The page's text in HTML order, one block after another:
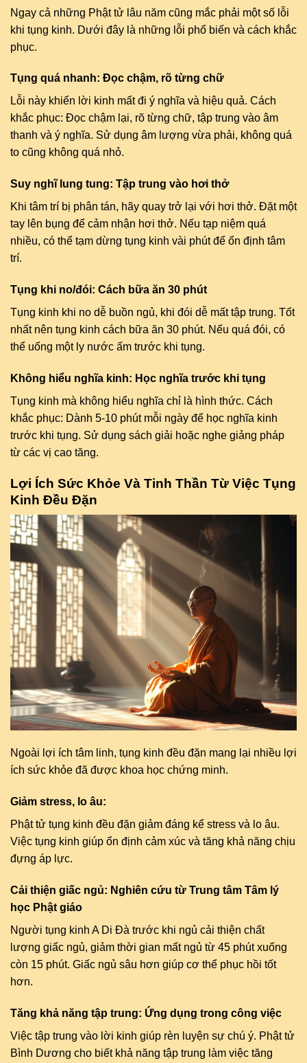
Ngay cả những Phật tử lâu năm cũng mắc phải một số lỗi
khi tụng kinh. Dưới đây là những lỗi phổ biến và cách khắc
phục.
Tụng quá nhanh: Đọc chậm, rõ từng chữ
Lỗi này khiến lời kinh mất đi ý nghĩa và hiệu quả. Cách
khắc phục: Đọc chậm lại, rõ từng chữ, tập trung vào âm
thanh và ý nghĩa. Sử dụng âm lượng vừa phải, không quá
to cũng không quá nhỏ.
Suy nghĩ lung tung: Tập trung vào hơi thở
Khi tâm trí bị phân tán, hãy quay trở lại với hơi thở. Đặt một
tay lên bụng để cảm nhận hơi thở. Nếu tạp niệm quá
nhiều, có thể tạm dừng tụng kinh vài phút để ổn định tâm
trí.
Tụng khi no/đói: Cách bữa ăn 30 phút
Tụng kinh khi no dễ buồn ngủ, khi đói dễ mất tập trung. Tốt
nhất nên tụng kinh cách bữa ăn 30 phút. Nếu quá đói, có
thể uống một ly nước ấm trước khi tụng.
Không hiểu nghĩa kinh: Học nghĩa trước khi tụng
Tụng kinh mà không hiểu nghĩa chỉ là hình thức. Cách
khắc phục: Dành 5-10 phút mỗi ngày để học nghĩa kinh
trước khi tụng. Sử dụng sách giải hoặc nghe giảng pháp
từ các vị cao tăng.
Lợi Ích Sức Khỏe Và Tinh Thần Từ Việc Tụng
Kinh Đều Đặn
Ngoài lợi ích tâm linh, tụng kinh đều đặn mang lại nhiều lợi
ích sức khỏe đã được khoa học chứng minh.
Giảm stress, lo âu:
Phật tử tụng kinh đều đặn giảm đáng kể stress và lo âu.
Việc tụng kinh giúp ổn định cảm xúc và tăng khả năng chịu
đựng áp lực.
Cải thiện giấc ngủ: Nghiên cứu từ Trung tâm Tâm lý
học Phật giáo
Người tụng kinh A Di Đà trước khi ngủ cải thiện chất
lượng giấc ngủ, giảm thời gian mất ngủ từ 45 phút xuống
còn 15 phút. Giấc ngủ sâu hơn giúp cơ thể phục hồi tốt
hơn.
Tăng khả năng tập trung: Ứng dụng trong công việc
Việc tập trung vào lời kinh giúp rèn luyện sự chú ý. Phật tử
Bình Dương cho biết khả năng tập trung làm việc tăng